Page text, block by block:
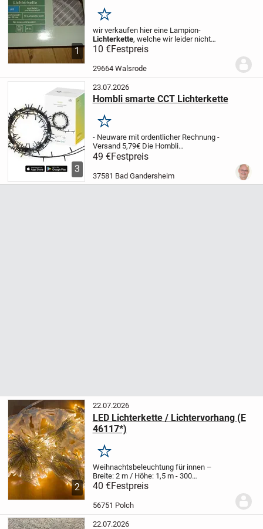
1
Merken
wir verkaufen hier eine Lampion-
Lichterkette, welche wir leider nicht
gebrauchen können. Sie wurde
angeschafft, aber leider nie genutzt. Zum
Rumliegen einfach zu schade. Deshalb
nutzt. LED aus Nylon und Kunststoff
Durchmesser: ca. 20 cm 10 Lampions in
weiß für innen und außen geeignet inkl.
Preis ist nicht nach unten verhandelbar.
10 €Festpreis
29664 Walsrode
3
23.07.2026
Hombli smarte CCT Lichterkette
Merken
- Neuware mit ordentlicher Rechnung -
Versand 5,79€ Die Hombli
Weihnachtsbeleuchtung ist eine
Augenweide und verleiht Ihrem
Weihnachtsbaum das gewisse Extra. Ob
glitzernde Sternchen oder feuriges,...
49 €Festpreis
37581 Bad Gandersheim
2
22.07.2026
LED Lichterkette / Lichtervorhang (E
46117*)
Merken
Weihnachtsbeleuchtung für innen –
Breite: 2 m / Höhe: 1,5 m - 300
warmweiße LEDs (20 x 15 LED)
Kabelfarbe transparent
auf Anfrage!
40 €Festpreis
56751 Polch
22.07.2026